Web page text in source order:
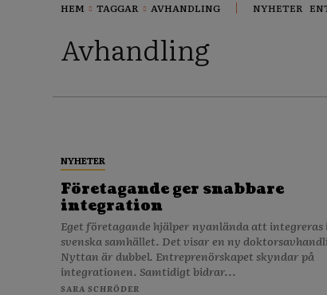
HEM TAGGAR AVHANDLING NYHETER
Avhandling
NYHETER
Företagande ger snabbare
integration
Eget företagande hjälper nyanlända att integreras
svenska samhället. Det visar en ny
Nyttan är dubbel. Entreprenörskapet skyndar på
integrationen. Samtidigt bidrar...
SARA SCHRÖDER